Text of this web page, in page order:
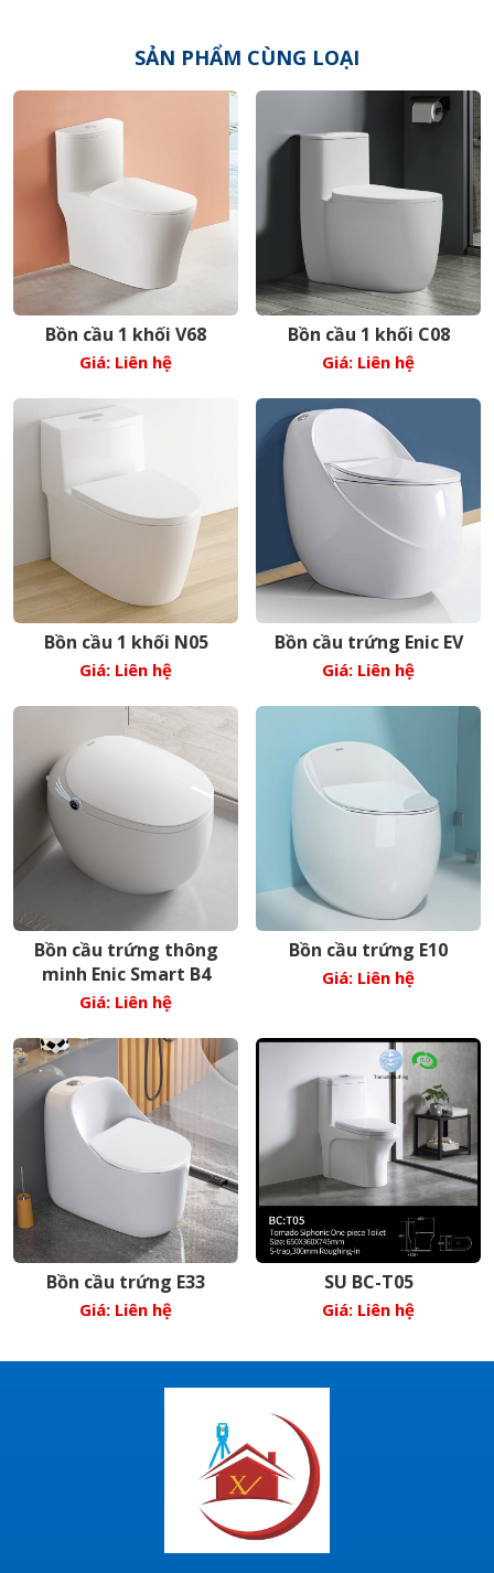
SẢN PHẨM CÙNG LOẠI
Bồn cầu 1 khối V68
Giá: Liên hệ
Bồn cầu 1 khối C08
Giá: Liên hệ
Bồn cầu 1 khối N05
Giá: Liên hệ
Bồn cầu trứng Enic EV
Giá: Liên hệ
Bồn cầu trứng thông
minh Enic Smart B4
Giá: Liên hệ
Bồn cầu trứng E10
Giá: Liên hệ
Bồn cầu trứng E33
Giá: Liên hệ
SU BC-T05
Giá: Liên hệ